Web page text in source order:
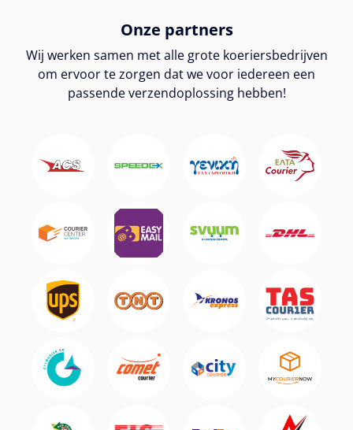
Onze partners
Wij werken samen met alle grote koeriersbedrijven
om ervoor te zorgen dat we voor iedereen een
passende verzendoplossing hebben!